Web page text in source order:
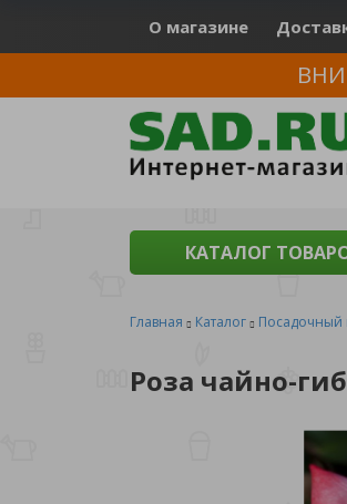
О магазине
КАТАЛОГ
Главная Каталог Посадочный
Роза чайно-